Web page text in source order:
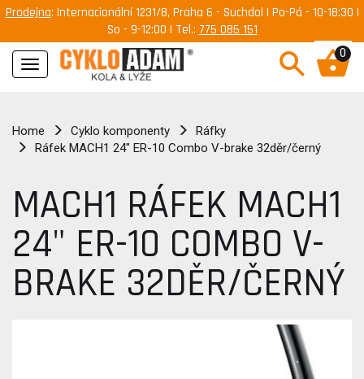
Prodejna: Internacionální 1231/8, Praha 6 - Suchdol | Po-Pá - 10-18:30 |
So - 9-12:00 | Tel.: 775 085 151
Navigace
0
Home Cyklo komponenty
Ráfky
Ráfek MACH1 24" ER-10 Combo V-brake 32děr/černý
MACH1 RÁFEK MACH1
24" ER-10 COMBO V-
BRAKE 32DĚR/ČERNÝ